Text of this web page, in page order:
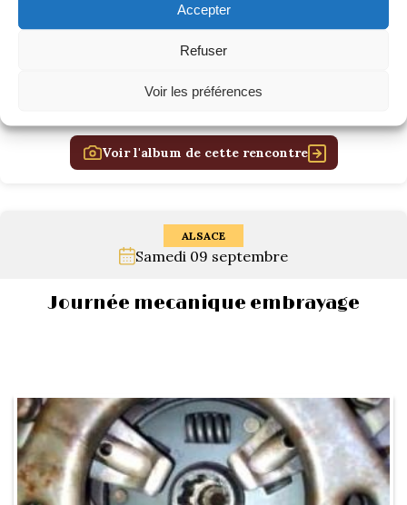
Accepter
Refuser
Voir les préférences
Voir l'album de cette rencontre
ALSACE
Samedi 09 septembre
Journée mecanique embrayage